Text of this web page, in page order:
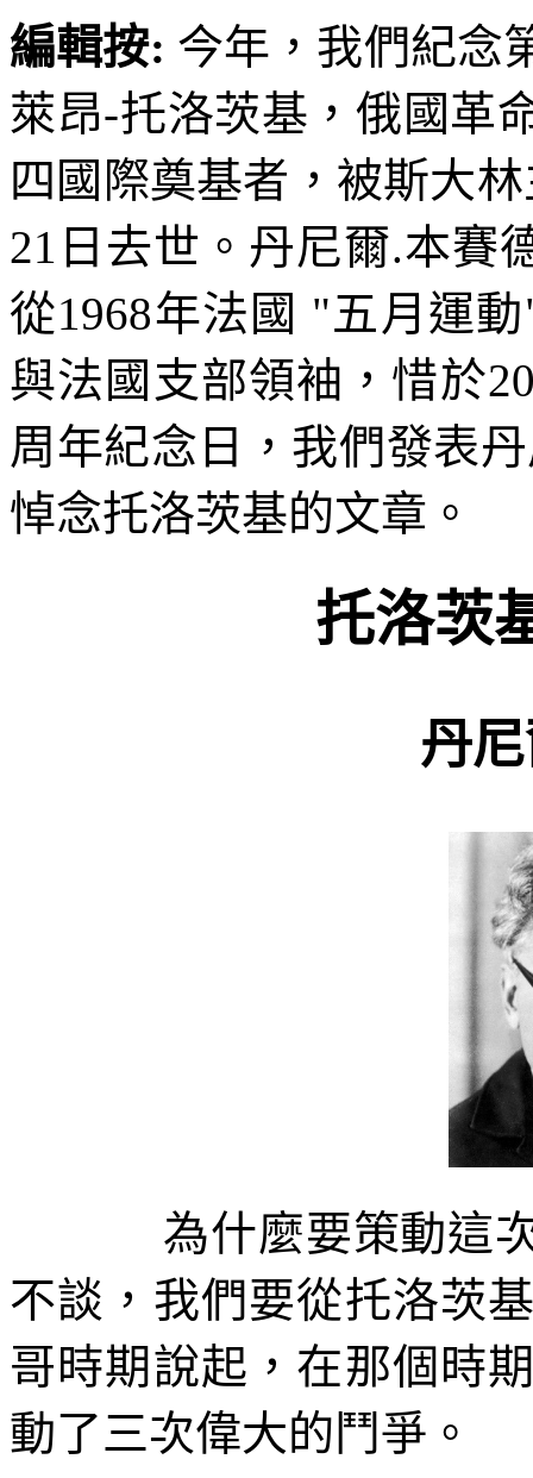
編輯按: 今年，我們紀念
萊昂-托洛茨基，俄國革
四國際奠基者，被斯大
21 日去世。丹尼爾.本賽
從1968年法國 "五月運動
與法國支部領袖，惜於
周年紀念日，我們發表
悼念托洛茨基的文章。
托洛茨
丹
為什麼要策動這
不談，我們要從托洛茨
哥時期說起，在那個時
動了三次偉大的鬥爭。